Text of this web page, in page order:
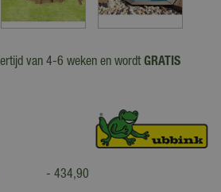
van 4-6 weken en wordt GRATIS
- 434,90